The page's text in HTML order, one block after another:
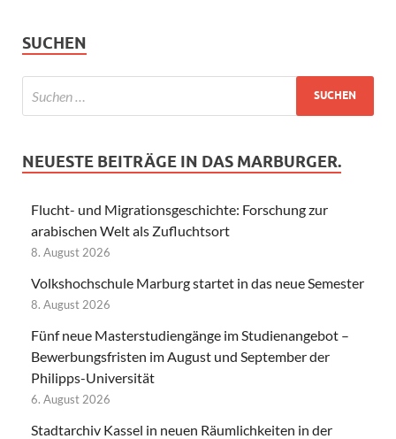
SUCHEN
NEUESTE BEITRÄGE IN DAS MARBURGER.
Flucht- und Migrationsgeschichte: Forschung zur
arabischen Welt als Zufluchtsort
8. August 2026
Volkshochschule Marburg startet in das neue Semester
8. August 2026
Fünf neue Masterstudiengänge im Studienangebot –
Bewerbungsfristen im August und September der
Philipps-Universität
6. August 2026
Stadtarchiv Kassel in neuen Räumlichkeiten in der